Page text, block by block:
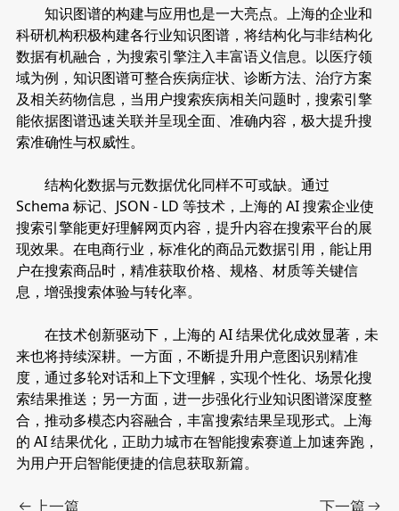
知识图谱的构建与应用也是一大亮点。上海的企业和
科研机构积极构建各行业知识图谱，将结构化与非结构化
数据有机融合，为搜索引擎注入丰富语义信息。以医疗领
域为例，知识图谱可整合疾病症状、诊断方法、治疗方案
及相关药物信息，当用户搜索疾病相关问题时，搜索引擎
能依据图谱迅速关联并呈现全面、准确内容，极大提升搜
索准确性与权威性。
结构化数据与元数据优化同样不可或缺。通过
Schema 标记、JSON - LD 等技术，上海的 AI 搜索企业使
搜索引擎能更好理解网页内容，提升内容在搜索平台的展
现效果。在电商行业，标准化的商品元数据引用，能让用
户在搜索商品时，精准获取价格、规格、材质等关键信
息，增强搜索体验与转化率。
在技术创新驱动下，上海的 AI 结果优化成效显著，未
来也将持续深耕。一方面，不断提升用户意图识别精准
度，通过多轮对话和上下文理解，实现个性化、场景化搜
索结果推送；另一方面，进一步强化行业知识图谱深度整
合，推动多模态内容融合，丰富搜索结果呈现形式。上海
的 AI 结果优化，正助力城市在智能搜索赛道上加速奔跑，
为用户开启智能便捷的信息获取新篇。
上一篇 下一篇